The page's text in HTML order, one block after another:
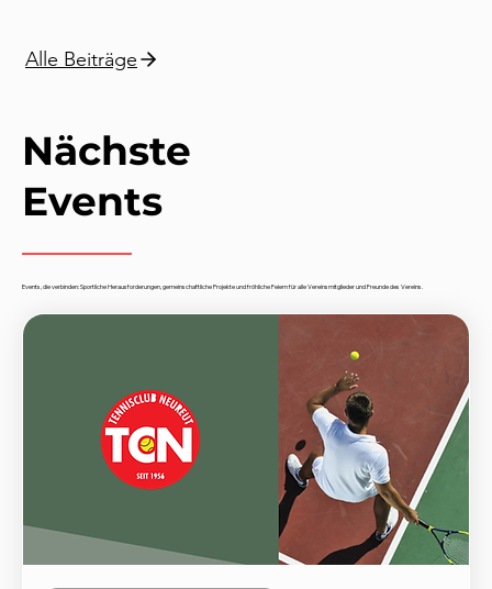
Alle Beiträge
Nächste
Events
Events, die verbinden: Sportliche Herausforderungen, gemeinschaftliche Projekte und fröhliche Feiern für alle Vereinsmitglieder und Freunde des Vereins.